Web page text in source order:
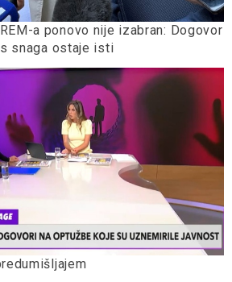
a ponovo nije izabran: Dogovor
snaga ostaje isti